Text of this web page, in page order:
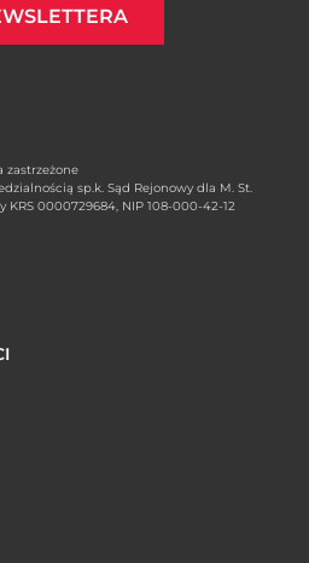
zastrzeżone
sp.k. Sąd Rejonowy dla M. St.
KRS 0000729684, NIP 108-000-42-12